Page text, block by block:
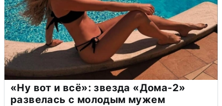
«Ну вот и всё»: звезда «Дома-2»
развелась с молодым мужем